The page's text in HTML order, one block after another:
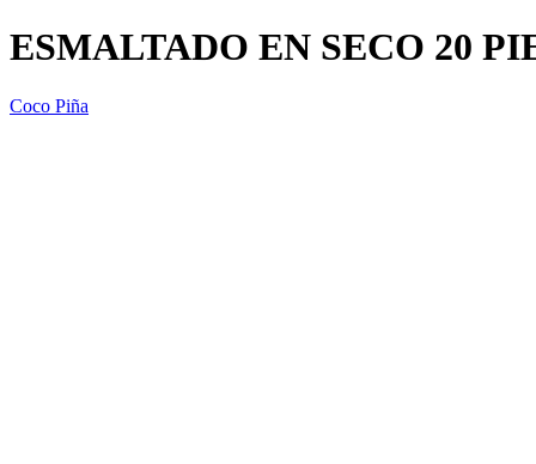
ESMALTADO EN SECO 20
Coco Piña